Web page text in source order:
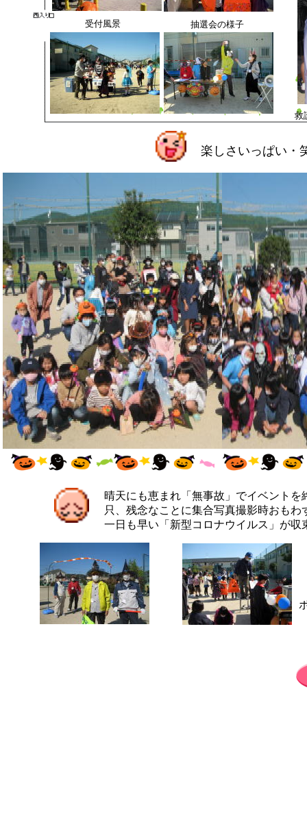
救
抽選会の様子
受付風景
楽しさいっぱい・
晴天にも恵まれ「無事故」でイベント
只、残念なことに集合写真撮影時おも
一日も早い「新型コロナウイルス」が